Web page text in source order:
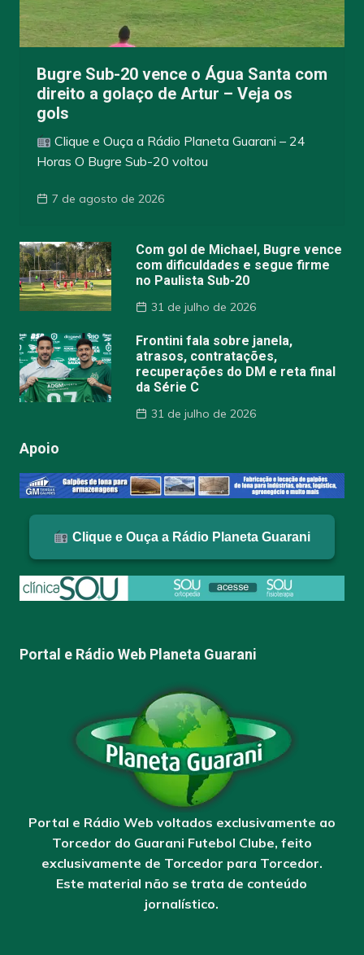
Bugre Sub-20 vence o Água Santa com
direito a golaço de Artur – Veja os
gols
Clique e Ouça a Rádio Planeta Guarani – 24
Horas O Bugre Sub-20 voltou
7 de agosto de 2026
Com gol de Michael, Bugre vence
com dificuldades e segue firme
no Paulista Sub-20
31 de julho de 2026
Frontini fala sobre janela,
atrasos, contratações,
recuperações do DM e reta final
da Série C
31 de julho de 2026
Apoio
Clique e Ouça a Rádio Planeta Guarani
Portal e Rádio Web Planeta Guarani
Portal e Rádio Web voltados exclusivamente ao
Torcedor do Guarani Futebol Clube, feito
exclusivamente de Torcedor para Torcedor.
Este material não se trata de conteúdo
jornalístico.